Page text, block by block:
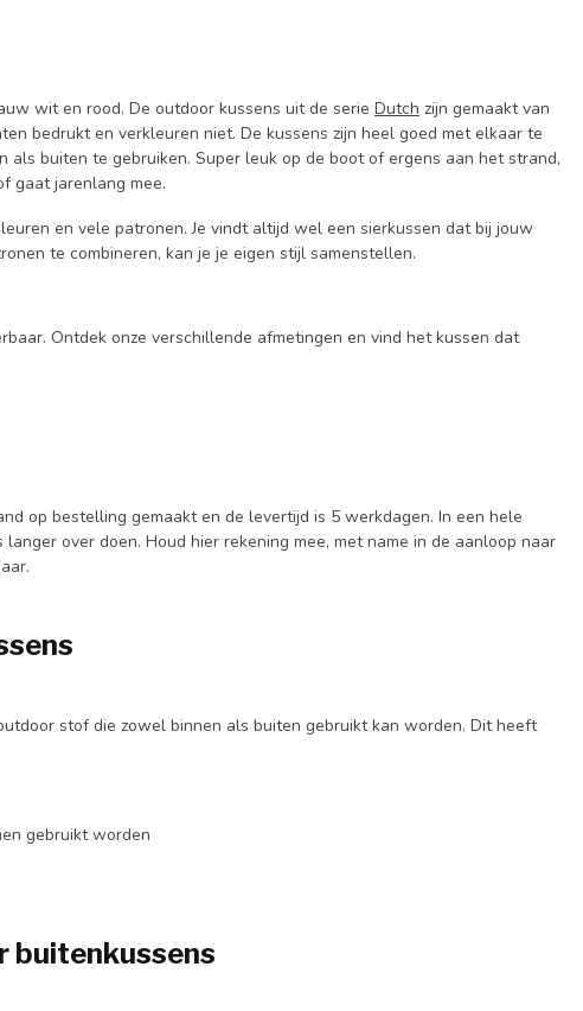
wit en rood. De outdoor kussens uit de serie Dutch zijn gemaakt van
bedrukt en verkleuren niet. De kussens zijn heel goed met elkaar te
als buiten te gebruiken. Super leuk op de boot of ergens aan het strand,
gaat jarenlang mee.
en vele patronen. Je vindt altijd wel een sierkussen dat bij jouw
te combineren, kan je je eigen stijl samenstellen.
Ontdek onze verschillende afmetingen en vind het kussen dat
op bestelling gemaakt en de levertijd is 5 werkdagen. In een hele
over doen. Houd hier rekening mee, met name in de aanloop naar
stof die zowel binnen als buiten gebruikt kan worden. Dit heeft
gebruikt worden
buitenkussens